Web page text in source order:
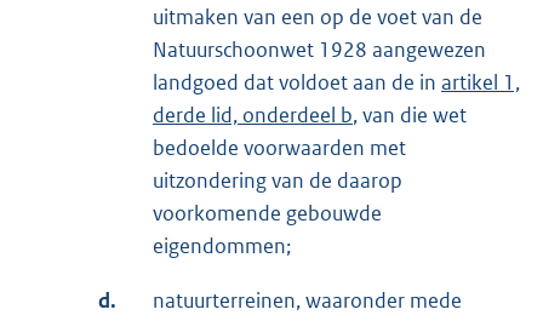
uitmaken van een op de voet van de
Natuurschoonwet 1928 aangewezen
landgoed dat voldoet aan de in artikel 1,
derde lid, onderdeel b, van die wet
bedoelde voorwaarden met
uitzondering van de daarop
voorkomende gebouwde
eigendommen;
d.
natuurterreinen, waaronder mede